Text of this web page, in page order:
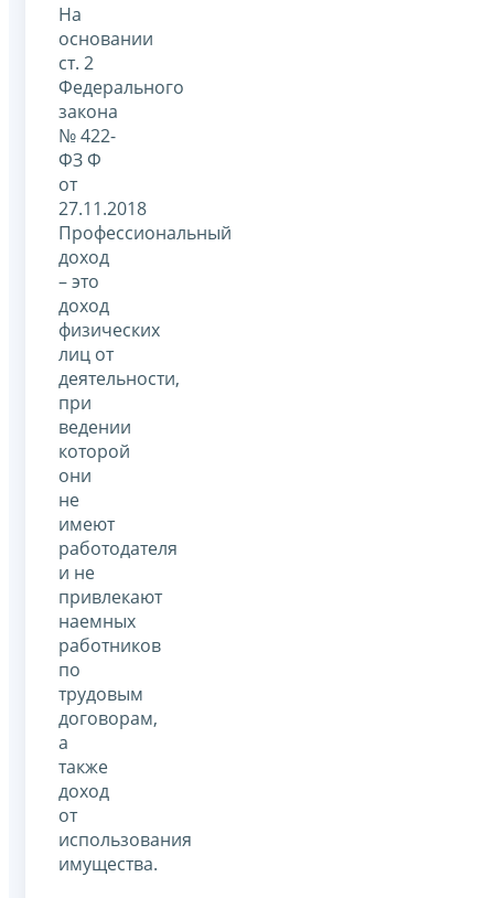
На
основании
ст. 2
Федерального
закона
№ 422-
ФЗ Ф
от
27.11.2018
Профессиональный
доход
– это
доход
физических
лиц от
деятельности,
при
ведении
которой
они
не
имеют
работодателя
и не
привлекают
наемных
работников
по
трудовым
договорам,
а
также
доход
от
использования
имущества.